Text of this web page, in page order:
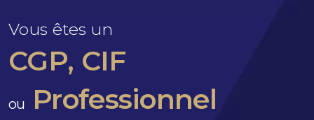
Vous êtes un
CGP, CIF
ou Professionnel